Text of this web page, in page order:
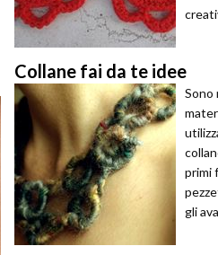
Collane fai da te idee
Sono
primi
gli